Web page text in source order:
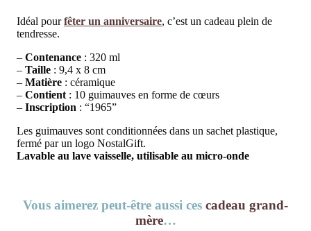
Idéal pourfêter un anniversaire, c’est un cadeau plein de
tendresse.
– Contenance : 320 ml
– Taille : 9,4 x 8 cm
– Matière : céramique
– Contient : 10 guimauves en forme de cœurs
– Inscription : “1965”
Les guimauves sont conditionnées dans un sachet plastique,
fermé par un logo NostalGift.
Lavable au lave vaisselle, utilisable au micro-onde
Vous aimerez peut-être aussi ces cadeau grand-
mère…